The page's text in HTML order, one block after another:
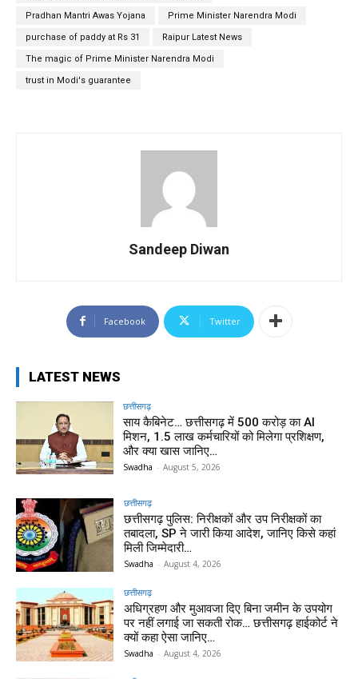
Pradhan Mantri Awas Yojana Prime Minister Narendra Modi
purchase of paddy at Rs 31 Raipur Latest News
The magic of Prime Minister Narendra Modi
trust in Modi's guarantee
Sandeep Diwan
Facebook Twitter
LATEST NEWS
छत्तीसगढ़
साय कैबिनेट… छत्तीसगढ़ में 500 करोड़ का AI
मिशन, 1.5 लाख कर्मचारियों को मिलेगा प्रशिक्षण,
और क्या खास जानिए…
Swadha - August 5, 2026
छत्तीसगढ़
छत्तीसगढ़ पुलिस: निरीक्षकों और उप निरीक्षकों का
तबादला, SP ने जारी किया आदेश, जानिए किसे कहां
मिली जिम्मेदारी…
Swadha - August 4, 2026
छत्तीसगढ़
अधिग्रहण और मुआवजा दिए बिना जमीन के उपयोग
पर नहीं लगाई जा सकती रोक… छत्तीसगढ़ हाईकोर्ट ने
क्यों कहा ऐसा जानिए…
Swadha - August 4, 2026